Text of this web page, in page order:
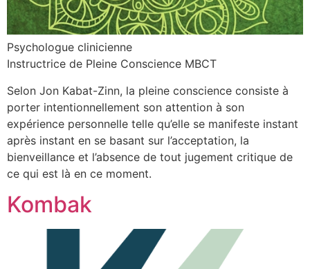
Psychologue clinicienne
Instructrice de Pleine Conscience MBCT
Selon Jon Kabat-Zinn, la pleine conscience consiste à
porter intentionnellement son attention à son
expérience personnelle telle qu’elle se manifeste instant
après instant en se basant sur l’acceptation, la
bienveillance et l’absence de tout jugement critique de
ce qui est là en ce moment.
Kombak